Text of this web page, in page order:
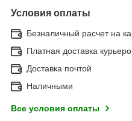
Условия оплаты
Безналичный расчет на
Платная доставка
Доставка почтой
Наличными
Все условия оплаты